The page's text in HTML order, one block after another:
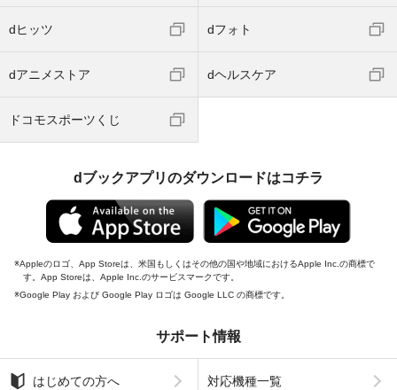
dヒッツ dフォト
dアニメストア dヘルスケア
ドコモスポーツくじ
dブックアプリのダウンロードはコチラ
Appleのロゴ、App Storeは、米国もしくはその他の国や地域におけるApple Inc.の商標で
す。App Storeは、Apple Inc.のサービスマークです。
Google Play および Google Play ロゴは Google LLC の商標です。
サポート情報
はじめての方へ 対応機種一覧